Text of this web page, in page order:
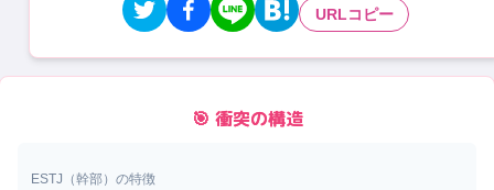
URLコピー
🎯 衝突の構造
ESTJ （幹部）の特徴